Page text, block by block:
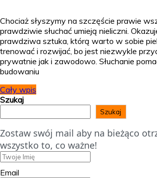
Chociaż słyszymy na szczęście prawie
prawdziwie słuchać umieją nieliczni.
prawdziwa sztuka, którą warto w sobie
trenować i rozwijać, bo jest niezwykle
prywatnie jak i zawodowo. Słuchanie
budowaniu
Cały wpis
Szukaj
Szukaj
Zostaw swój mail aby na bieżąco
wszystko to, co ważne!
Email